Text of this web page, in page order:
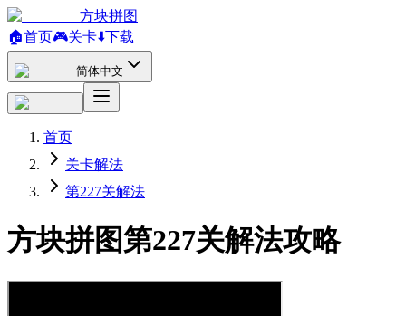
方块拼图
🏠首页🎮关卡⬇️下载
简体中文
首页
关卡解法
第227关解法
方块拼图第227关解法攻略